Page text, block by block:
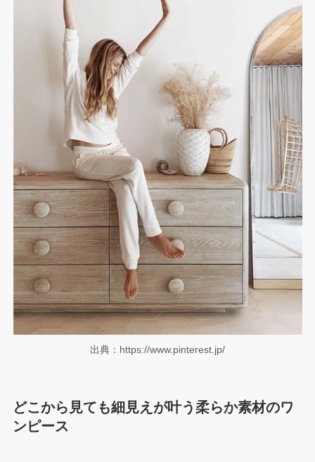
出典：https://www.pinterest.jp/
どこから見ても細見えが叶う柔らか素材のワ
ンピース